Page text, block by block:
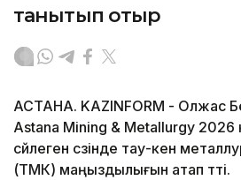
танытып отыр
АСТАНА. KAZINFORM - Олжас
Astana Mining & Metallurgy 2026
сөйлеген сөзінде тау-кен
(ТМК) маңыздылығын атап өтті.